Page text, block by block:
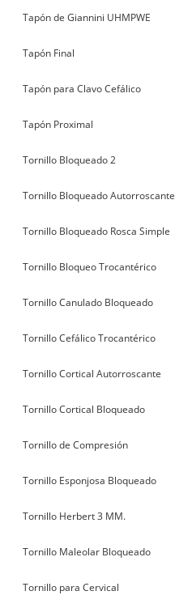
Tapón de Giannini UHMPWE
Tapón Final
Tapón para Clavo Cefálico
Tapón Proximal
Tornillo Bloqueado 2
Tornillo Bloqueado Autorroscante
Tornillo Bloqueado Rosca Simple
Tornillo Bloqueo Trocantérico
Tornillo Canulado Bloqueado
Tornillo Cefálico Trocantérico
Tornillo Cortical Autorroscante
Tornillo Cortical Bloqueado
Tornillo de Compresión
Tornillo Esponjosa Bloqueado
Tornillo Herbert 3 MM.
Tornillo Maleolar Bloqueado
Tornillo para Cervical